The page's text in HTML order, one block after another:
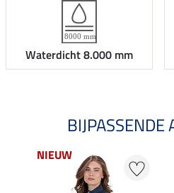
Waterdicht 8.000 mm
BIJPASSENDE
NIEUW